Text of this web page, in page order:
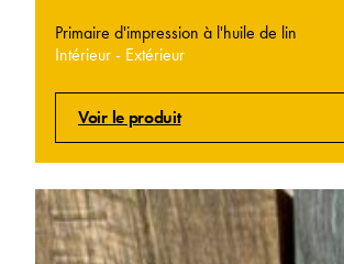
Primaire d'impression à l'huile de lin
Intérieur - Extérieur
Voir le produit